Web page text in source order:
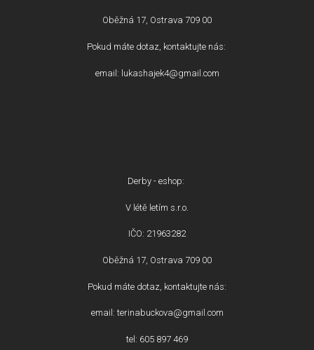
Oběžná 17, Ostrava 709 00
Pokud máte dotaz, kontaktujte nás:
email: lukashajek4@gmail.com
Derby - eshop:
V létě letím s.r.o.
IČO: 21963282
Oběžná 17, Ostrava 709 00
Pokud máte dotaz, kontaktujte nás:
email: terinabuckova@gmail.com
tel: 605 897 469